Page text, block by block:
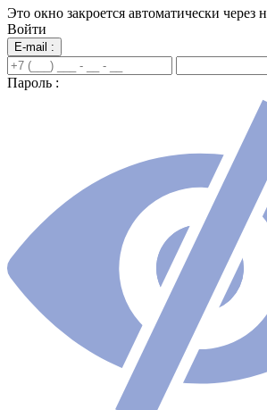
Это окно закроется автоматически через
Войти
E-mail :
Пароль :